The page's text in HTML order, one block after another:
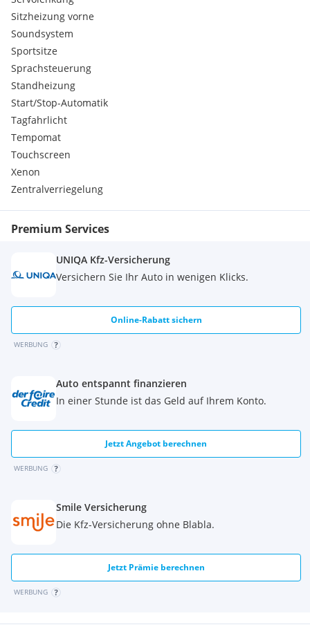
Sitzheizung vorne
Soundsystem
Sportsitze
Sprachsteuerung
Standheizung
Start/Stop-Automatik
Tagfahrlicht
Tempomat
Touchscreen
Xenon
Zentralverriegelung
Premium Services
UNIQA Kfz-Versicherung
Versichern Sie Ihr Auto in wenigen Klicks.
Online-Rabatt sichern
WERBUNG
Auto entspannt finanzieren
In einer Stunde ist das Geld auf Ihrem Konto.
Jetzt Angebot berechnen
WERBUNG
Smile Versicherung
Die Kfz-Versicherung ohne Blabla.
Jetzt Prämie berechnen
WERBUNG